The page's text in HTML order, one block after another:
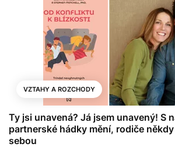
VZTAHY A ROZCHODY
Ty jsi unavená? Já jsem unavený! S
partnerské hádky mění, rodiče
sebou